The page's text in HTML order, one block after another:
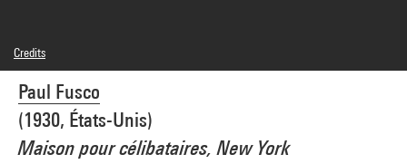
Paul Fusco
(1930, États-Unis)
Maison pour célibataires, New York
Credits
© Paul Fusco / Magnum Photos
Photo credits : Centre Pompidou, MNAM-CCI/Bertrand Prévost/Dist. GrandPalaisRmn
Image reference : 4N58619